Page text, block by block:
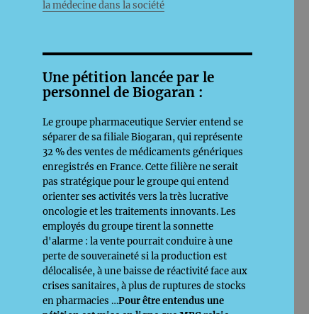
la médecine dans la société
Une pétition lancée par le
personnel de Biogaran :
Le groupe pharmaceutique Servier entend se
séparer de sa filiale Biogaran, qui représente
32 % des ventes de médicaments génériques
enregistrés en France. Cette filière ne serait
pas stratégique pour le groupe qui entend
orienter ses activités vers la très lucrative
oncologie et les traitements innovants. Les
employés du groupe tirent la sonnette
d'alarme : la vente pourrait conduire à une
perte de souveraineté si la production est
délocalisée, à une baisse de réactivité face aux
crises sanitaires, à plus de ruptures de stocks
en pharmacies …Pour être entendus une